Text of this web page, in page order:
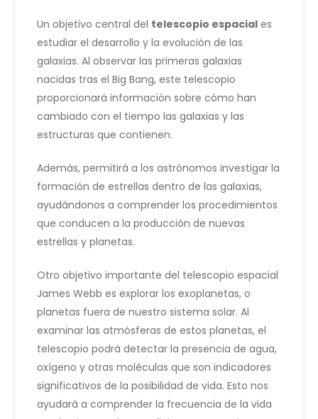
Un objetivo central del telescopio espacial es
estudiar el desarrollo y la evolución de las
galaxias. Al observar las primeras galaxias
nacidas tras el Big Bang, este telescopio
proporcionará información sobre cómo han
cambiado con el tiempo las galaxias y las
estructuras que contienen.
Además, permitirá a los astrónomos investigar la
formación de estrellas dentro de las galaxias,
ayudándonos a comprender los procedimientos
que conducen a la producción de nuevas
estrellas y planetas.
Otro objetivo importante del telescopio espacial
James Webb es explorar los exoplanetas, o
planetas fuera de nuestro sistema solar. Al
examinar las atmósferas de estos planetas, el
telescopio podrá detectar la presencia de agua,
oxígeno y otras moléculas que son indicadores
significativos de la posibilidad de vida. Esto nos
ayudará a comprender la frecuencia de la vida